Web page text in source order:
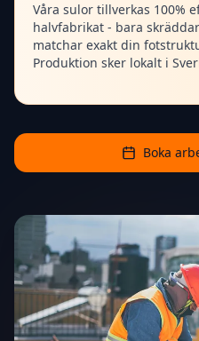
Våra sulor tillverkas 100%
halvfabrikat - bara
matchar exakt din
Produktion sker lokalt i
Boka